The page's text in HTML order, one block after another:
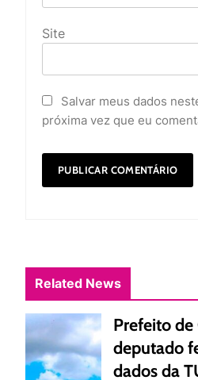
Site
Salvar meus dados
próxima vez que eu
Related News
Prefeito de
deputado
dados da